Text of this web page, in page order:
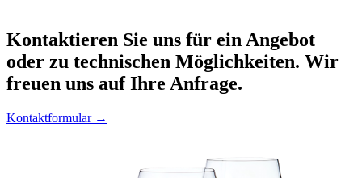
Kontaktieren Sie uns für ein Angebot
oder zu technischen Möglichkeiten. Wir
freuen uns auf Ihre Anfrage.
Kontaktformular →